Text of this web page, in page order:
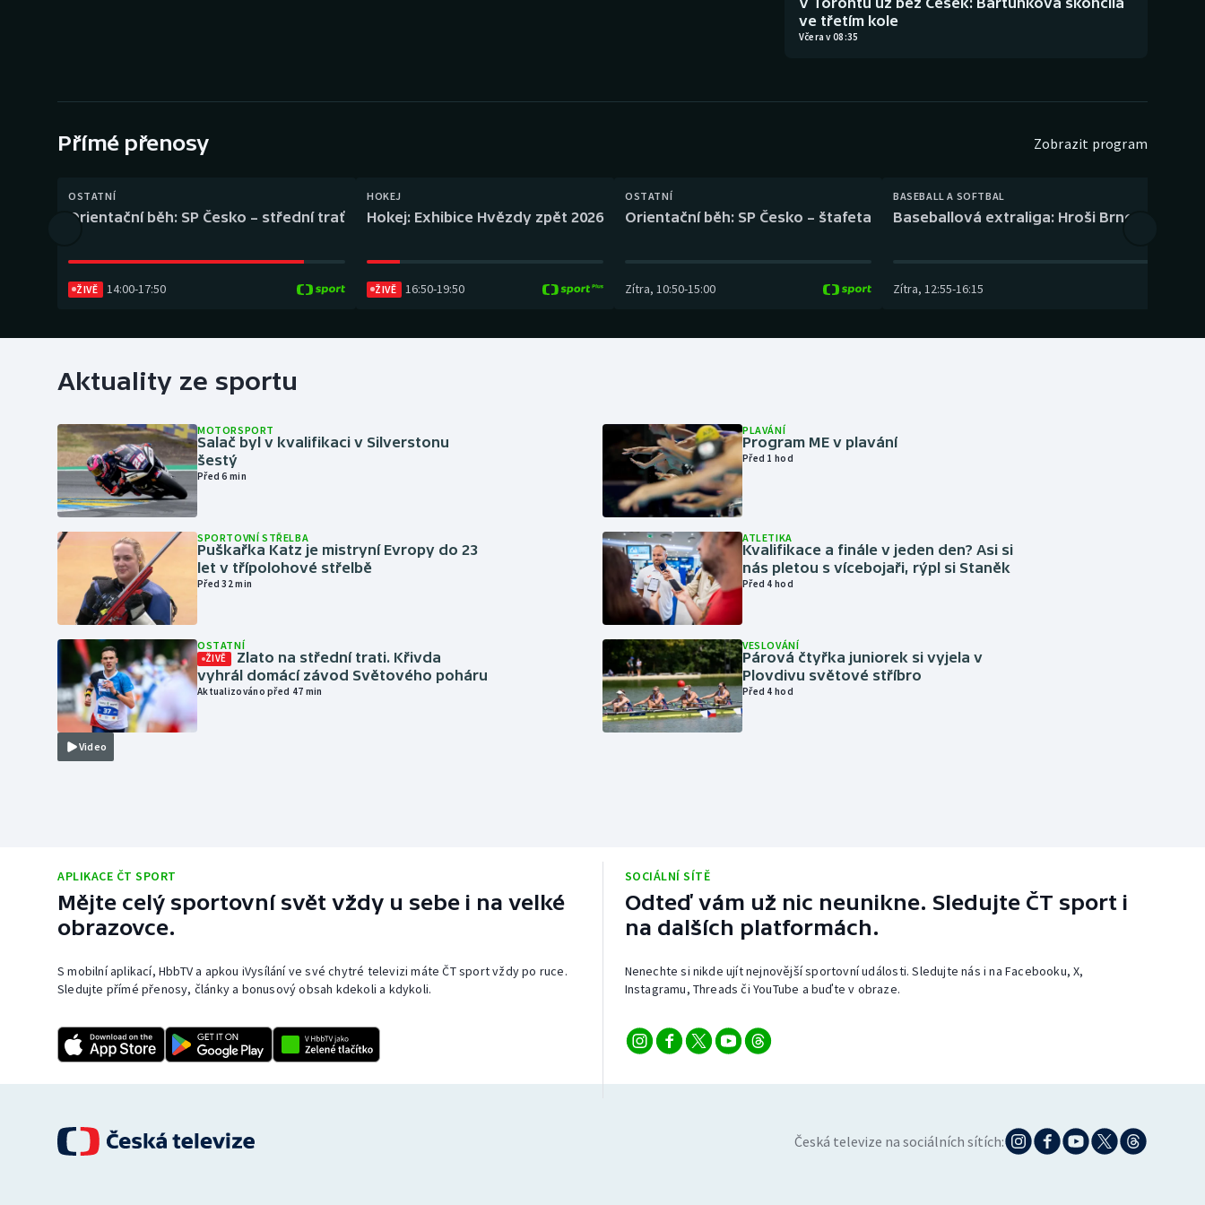
Gymnastika Plážový volejbal
ve třetím kole
Včera v 08:35
Přímé přenosy Zobrazit program
OSTATNÍ
Orientační běh: SP Česko – střední trať
ŽIVĚ 14:00-17:50
HOKEJ
Hokej: Exhibice Hvězdy zpět 2026
ŽIVĚ 16:50-19:50
OSTATNÍ
Orientační běh: SP Česko – štafeta
Zítra, 10:50-15:00
BASEBALL A SOFTBAL
Baseballová extraliga: Hroši Brno – Eagles
Zítra, 12:55-16:15
Aktuality ze sportu
MOTORSPORT
Salač byl v kvalifikaci v Silverstonu
šestý
Před 6 min
SPORTOVNÍ STŘELBA
Puškařka Katz je mistryní Evropy do 23
let v třípolohové střelbě
Před 32 min
Video
OSTATNÍ
ŽIVĚ
Zlato na střední trati. Křivda
vyhrál domácí závod Světového poháru
Aktualizováno před 47 min
PLAVÁNÍ
Program ME v plavání
Před 1 hod
ATLETIKA
Kvalifikace a finále v jeden den? Asi si
nás pletou s vícebojaři, rýpl si Staněk
Před 4 hod
VESLOVÁNÍ
Párová čtyřka juniorek si vyjela v
Plovdivu světové stříbro
Před 4 hod
APLIKACE ČT SPORT
Mějte celý sportovní svět vždy u sebe i na velké
obrazovce.
S mobilní aplikací, HbbTV a apkou iVysílání ve své chytré televizi máte ČT sport vždy po ruce.
Sledujte přímé přenosy, články a bonusový obsah kdekoli a kdykoli.
SOCIÁLNÍ SÍTĚ
Odteď vám už nic neunikne. Sledujte ČT sport i
na dalších platformách.
Nenechte si nikde ujít nejnovější sportovní události. Sledujte nás i na Facebooku, X,
Instagramu, Threads či YouTube a buďte v obraze.
Česká televize na sociálních sítích: